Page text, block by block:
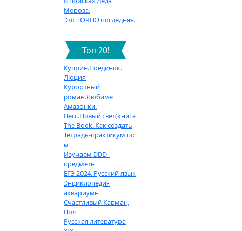
Мороза.
Это ТОЧНО последняя.
Топ 20!
Куприн.Поединок.
Люция
Курортный
роман.Любиме
Амазонки.
Несс.Новый свет(книга
The Book. Как создать
Тетрадь-практикум по
м
Изучаем DDD -
предметн
ЕГЭ 2024. Русский язык
Энциклопедия
аквариумн
Счастливый Карман,
Пол
Русская литература